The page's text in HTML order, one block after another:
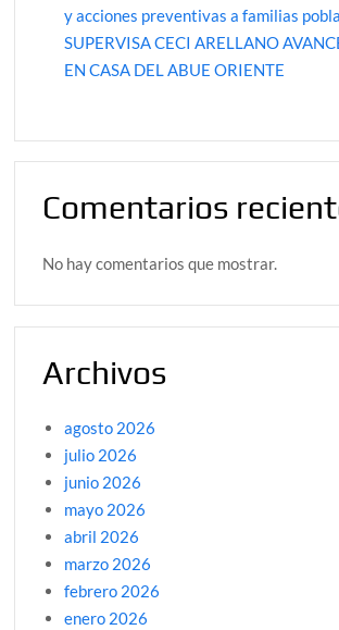
y acciones preventivas a familias
SUPERVISA CECI ARELLANO
EN CASA DEL ABUE ORIENTE
Comentarios
No hay comentarios que mostrar.
Archivos
agosto 2026
julio 2026
junio 2026
mayo 2026
abril 2026
marzo 2026
febrero 2026
enero 2026